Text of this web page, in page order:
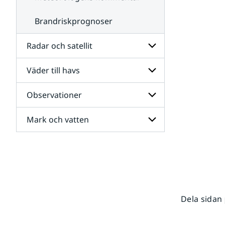
Brandriskprognoser
Radar och satellit
Undersidor
för
Radar
och
satellit
Väder till havs
Undersidor
för
Väder
till
havs
Observationer
Undersidor
för
Mark och vatten
Dela sidan